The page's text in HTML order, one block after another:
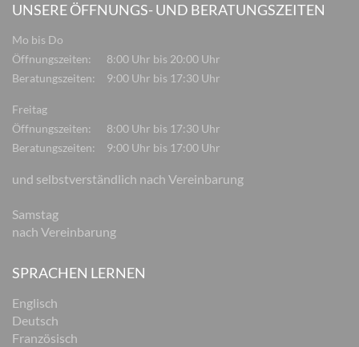
UNSERE ÖFFNUNGS- UND BERATUNGSZEITEN
Mo bis Do
Öffnungszeiten:
8:00 Uhr bis 20:00 Uhr
Beratungszeiten:
9:00 Uhr bis 17:30 Uhr
Freitag
Öffnungszeiten:
8:00 Uhr bis 17:30 Uhr
Beratungszeiten:
9:00 Uhr bis 17:00 Uhr
und selbstverständlich nach Vereinbarung
Samstag
nach Vereinbarung
SPRACHEN LERNEN
Englisch
Deutsch
Französisch